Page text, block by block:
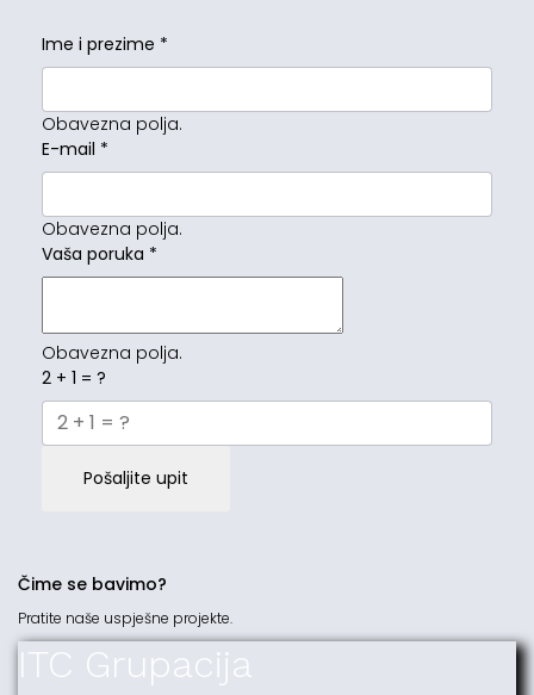
Ime i prezime *
Obavezna polja.
E-mail *
Obavezna polja.
Vaša poruka *
Obavezna polja.
2 + 1 = ?
Pošaljite upit
Čime se bavimo?
Pratite naše uspješne projekte.
ITC Grupacija